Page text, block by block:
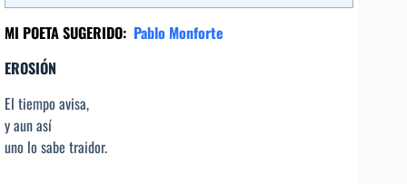
MI POETA SUGERIDO: Pablo Monforte
EROSIÓN
El tiempo avisa,
y aun así
uno lo sabe traidor.